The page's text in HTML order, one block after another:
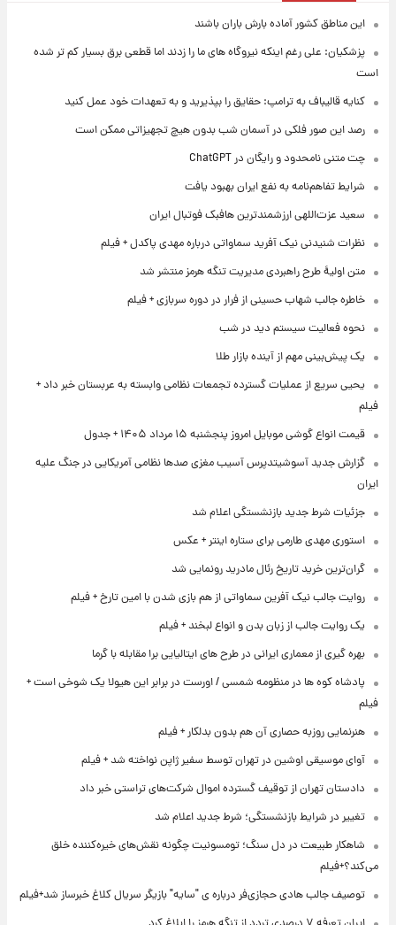
این مناطق کشور آماده بارش باران باشند
پزشکیان: علی رغم اینکه نیروگاه های ما را زدند اما قطعی برق بسیار کم تر شده
است
کنایه قالیباف به ترامپ: حقایق را بپذیرید و به تعهدات خود عمل کنید
رصد این صور فلکی در آسمان شب بدون هیچ تجهیزاتی ممکن است
چت متنی نامحدود و رایگان در ChatGPT
شرایط تفاهم‌نامه به نفع ایران بهبود یافت
سعید عزت‌اللهی ارزشمندترین هافبک فوتبال ایران
نظرات شنیدنی نیک آفرید سماواتی درباره مهدی پاکدل + فیلم
متن اولیۀ طرح راهبردی مدیریت تنگه هرمز منتشر شد
خاطره جالب شهاب حسینی از فرار در دوره سربازی + فیلم
نحوه فعالیت سیستم دید در شب
یک پیش‌بینی مهم از آینده بازار طلا
یحیی سریع از عملیات گسترده تجمعات نظامی وابسته به عربستان خبر داد +
فیلم
قیمت انواع گوشی موبایل امروز پنجشنبه ۱۵ مرداد ۱۴۰۵ + جدول
گزارش جدید آسوشیتدپرس آسیب مغزی صدها نظامی آمریکایی در جنگ علیه
ایران
جزئیات شرط جدید بازنشستگی اعلام شد
استوری مهدی طارمی برای ستاره اینتر + عکس
گران‌ترین خرید تاریخ رئال مادرید رونمایی شد
روایت جالب نیک آفرین سماواتی از هم بازی شدن با امین تارخ + فیلم
یک روایت جالب از زبان بدن و انواع لبخند + فیلم
بهره گیری از معماری ایرانی در طرح های ایتالیایی برا مقابله با گرما
پادشاه کوه ها در منظومه شمسی / اورست در برابر این هیولا یک شوخی است +
فیلم
هنرنمایی روزبه حصاری آن هم بدون بدلکار + فیلم
آوای موسیقی اوشین در تهران توسط سفیر ژاپن نواخته شد + فیلم
دادستان تهران از توقیف گسترده اموال شرکت‌های تراستی خبر داد
تغییر در شرایط بازنشستگی؛ شرط جدید اعلام شد
شاهکار طبیعت در دل سنگ؛ تومسونیت چگونه نقش‌های خیره‌کننده خلق
می‌کند؟+فیلم
توصیف جالب هادی حجازی‌فر درباره ی "سایه" بازیگر سریال کلاغ خبرساز شد+فیلم